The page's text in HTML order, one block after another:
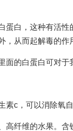
白，这种有活性
，从而起解毒的作
的白蛋白可对于
c，可以消除氧自
纤维的水果。含